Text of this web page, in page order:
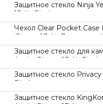
Защитное стекло Ninja
17 Air Black
Чехол Clear Pocket
iPhone 17 Air Прозрачный
Защитное стекло для
Apple iPhone 17 Air Black
Защитное стекло
Black
Защитное стекло
Apple iPhone 17 Air